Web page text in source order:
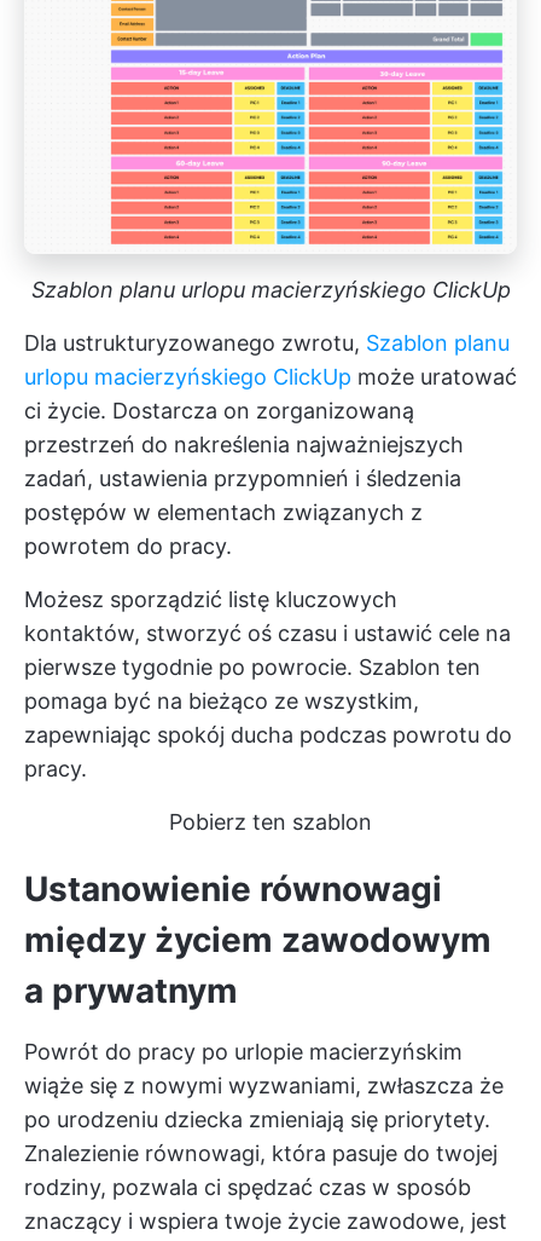
Szablon planu urlopu macierzyńskiego ClickUp
Dla ustrukturyzowanego zwrotu, Szablon planu
urlopu macierzyńskiego ClickUp może uratować
ci życie. Dostarcza on zorganizowaną
przestrzeń do nakreślenia najważniejszych
zadań, ustawienia przypomnień i śledzenia
postępów w elementach związanych z
powrotem do pracy.
Możesz sporządzić listę kluczowych
kontaktów, stworzyć oś czasu i ustawić cele na
pierwsze tygodnie po powrocie. Szablon ten
pomaga być na bieżąco ze wszystkim,
zapewniając spokój ducha podczas powrotu do
pracy.
Pobierz ten szablon
Ustanowienie równowagi
między życiem zawodowym
a prywatnym
Powrót do pracy po urlopie macierzyńskim
wiąże się z nowymi wyzwaniami, zwłaszcza że
po urodzeniu dziecka zmieniają się priorytety.
Znalezienie równowagi, która pasuje do twojej
rodziny, pozwala ci spędzać czas w sposób
znaczący i wspiera twoje życie zawodowe, jest